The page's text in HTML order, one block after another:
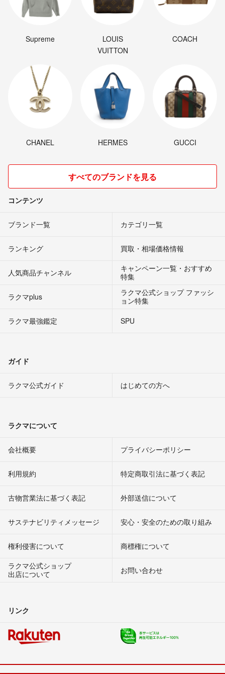
Supreme
LOUIS
VUITTON
COACH
CHANEL HERMES GUCCI
すべてのブランドを見る
コンテンツ
ブランド一覧 カテゴリ一覧
ランキング 買取・相場価格情報
人気商品チャンネル
キャンペーン一覧・おすすめ
特集
ラクマplus
ラクマ公式ショップ ファッシ
ョン特集
ラクマ最強鑑定
SPU
ガイド
ラクマ公式ガイド はじめての方へ
ラクマについて
会社概要 プライバシーポリシー
利用規約 特定商取引法に基づく表記
古物営業法に基づく表記 外部送信について
サステナビリティメッセージ 安心・安全のための取り組み
権利侵害について
商標権について
ラクマ公式ショップ
出店について
お問い合わせ
リンク